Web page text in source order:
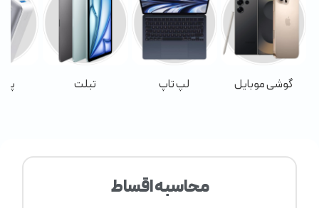
گوشی موبایل لپ تاپ تبلت
محاسبه اقساط